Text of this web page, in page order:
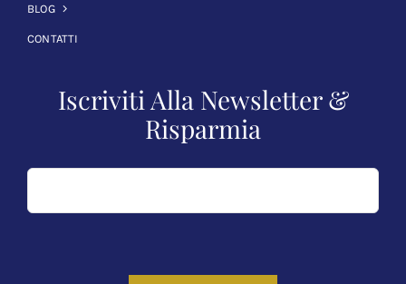
BLOG
CONTATTI
Iscriviti Alla Newsletter &
Risparmia